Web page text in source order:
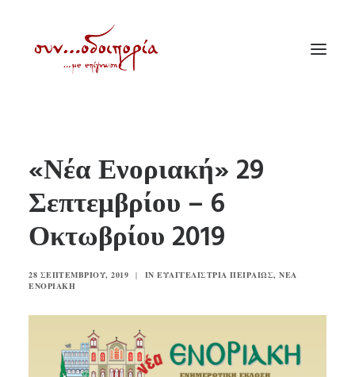
ΘΕΜΑΤΟΛΟΓΙΑ
ΑΝΑΚΟΙΝΩΣΕΙΣ
ΕΝΟΡΙΑ ΕΝ ΔΡΑΣΕΙ
ΕΥΑΓΓΕΛΙΣΤΡΙΑ ΠΕΙΡΑΙΏΣ
VIDEO
ΠΑΛΑΙΑ ΣΥΝΟΔΟΙΠΟΡΙΑ
ΕΠΙΚΟΙΝΩΝΙΑ
«Νέα Ενοριακή» 29
Σεπτεμβρίου – 6
Οκτωβρίου 2019
28 ΣΕΠΤΕΜΒΡΊΟΥ, 2019 | IN ΕΥΑΓΓΕΛΊΣΤΡΙΑ ΠΕΙΡΑΙΏΣ, ΝΈΑ
ΕΝΟΡΙΑΚΉ